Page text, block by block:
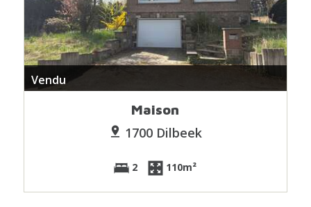
Vendu
Maison
1700 Dilbeek
2 110m²